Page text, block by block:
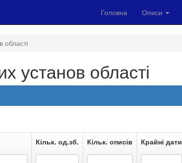
Головна Описи
області
установ області
Кільк. од.зб. Кільк. описів Крайні дати